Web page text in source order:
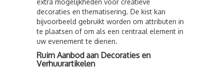
extra mogelijkheden voor creatieve
decoraties en thematisering. De kist kan
bijvoorbeeld gebruikt worden om attributen in
te plaatsen of om als een centraal element in
uw evenement te dienen.
Ruim Aanbod aan Decoraties en
Verhuurartikelen